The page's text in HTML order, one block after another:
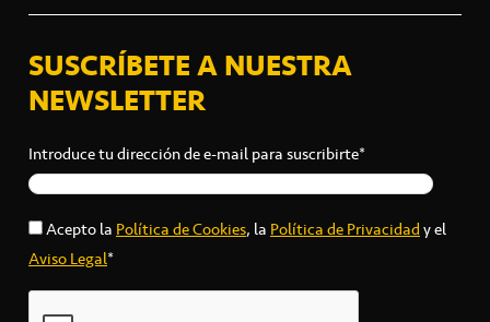
SUSCRÍBETE A NUESTRA
NEWSLETTER
Introduce tu dirección de e-mail para suscribirte*
Acepto laPolítica de Cookies, laPolítica de Privacidady el
Aviso Legal*